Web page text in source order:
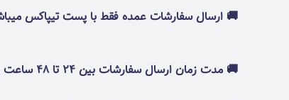
🚚 ارسال سفارشات عمده فقط با پست تیپاکس
🚚 مدت زمان ارسال سفارشات بین 24 تا 48 ساعت پس از ثبت سفارش میباشد.